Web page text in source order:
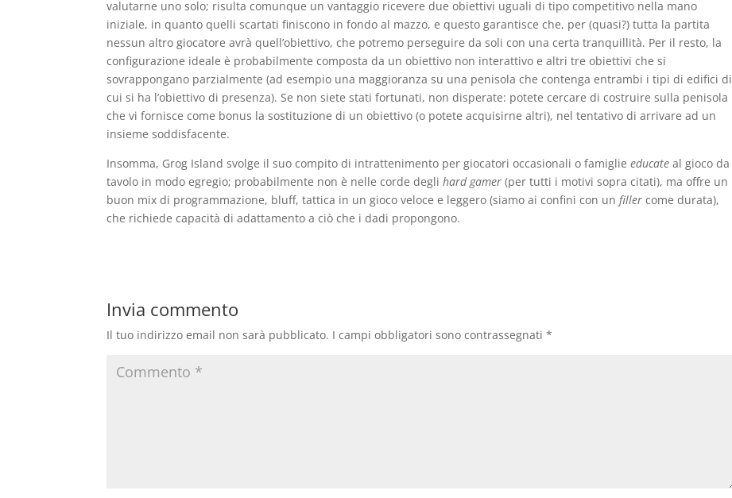
valutarne uno solo; risulta comunque un vantaggio ricevere due obiettivi uguali di tipo competitivo nella mano
iniziale, in quanto quelli scartati finiscono in fondo al mazzo, e questo garantisce che, per (quasi?) tutta la partita
nessun altro giocatore avrà quell’obiettivo, che potremo perseguire da soli con una certa tranquillità. Per il resto, la
configurazione ideale è probabilmente composta da un obiettivo non interattivo e altri tre obiettivi che si
sovrappongano parzialmente (ad esempio una maggioranza su una penisola che contenga entrambi i tipi di edifici di
cui si ha l’obiettivo di presenza). Se non siete stati fortunati, non disperate: potete cercare di costruire sulla penisola
che vi fornisce come bonus la sostituzione di un obiettivo (o potete acquisirne altri), nel tentativo di arrivare ad un
insieme soddisfacente.
Insomma, Grog Island svolge il suo compito di intrattenimento per giocatori occasionali o famiglieeducate al gioco da
tavolo in modo egregio; probabilmente non è nelle corde deglihard gamer(per tutti i motivi sopra citati), ma offre un
buon mix di programmazione, bluff, tattica in un gioco veloce e leggero (siamo ai confini con unfiller come durata),
che richiede capacità di adattamento a ciò che i dadi propongono.
Invia commento
Il tuo indirizzo email non sarà pubblicato. I campi obbligatori sono contrassegnati*